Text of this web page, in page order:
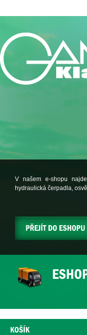
V našem e-shopu
hydraulická čerpadla,